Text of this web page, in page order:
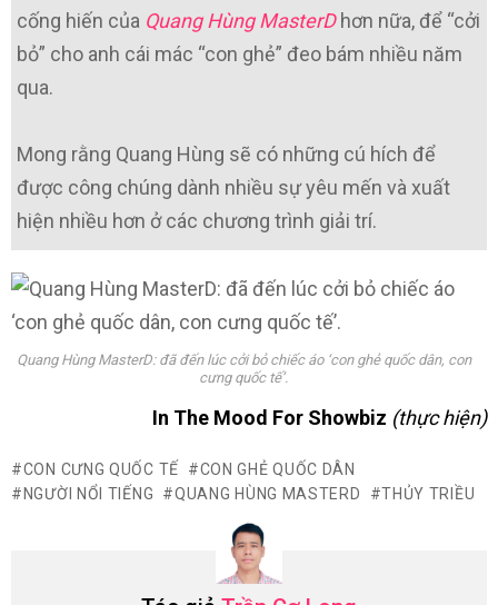
cống hiến của Quang Hùng MasterDhơn nữa, để “cởi
bỏ” cho anh cái mác “con ghẻ” đeo bám nhiều năm
qua.
Mong rằng Quang Hùng sẽ có những cú hích để
được công chúng dành nhiều sự yêu mến và xuất
hiện nhiều hơn ở các chương trình giải trí.
Quang Hùng MasterD: đã đến lúc cởi bỏ chiếc áo ‘con ghẻ quốc dân, con
cưng quốc tế’.
In The Mood For Showbiz (thực hiện)
CON CƯNG QUỐC TẾ
CON GHẺ QUỐC DÂN
NGƯỜI NỔI TIẾNG
QUANG HÙNG MASTERD THỦY TRIỀU